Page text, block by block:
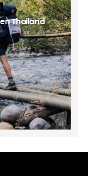
Thailand